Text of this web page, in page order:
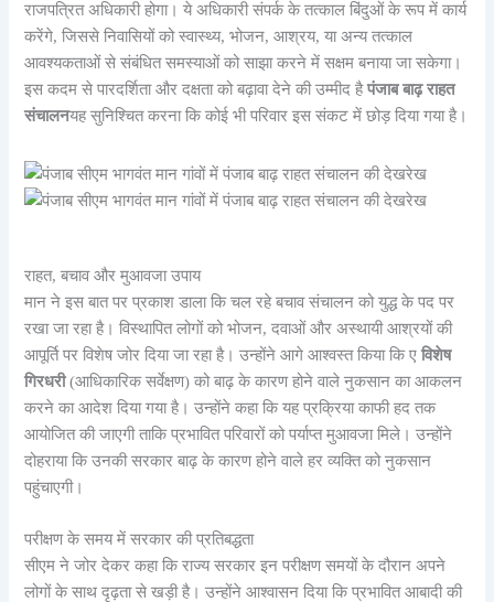
राजपत्रित अधिकारी होगा। ये अधिकारी संपर्क के तत्काल बिंदुओं के रूप में कार्य
करेंगे, जिससे निवासियों को स्वास्थ्य, भोजन, आश्रय, या अन्य तत्काल
आवश्यकताओं से संबंधित समस्याओं को साझा करने में सक्षम बनाया जा सकेगा।
इस कदम से पारदर्शिता और दक्षता को बढ़ावा देने की उम्मीद हैपंजाब बाढ़ राहत
संचालनयह सुनिश्चित करना कि कोई भी परिवार इस संकट में छोड़ दिया गया है।
राहत, बचाव और मुआवजा उपाय
मान ने इस बात पर प्रकाश डाला कि चल रहे बचाव संचालन को युद्ध के पद पर
रखा जा रहा है। विस्थापित लोगों को भोजन, दवाओं और अस्थायी आश्रयों की
आपूर्ति पर विशेष जोर दिया जा रहा है। उन्होंने आगे आश्वस्त किया कि एविशेष
गिरधरी(आधिकारिक सर्वेक्षण) को बाढ़ के कारण होने वाले नुकसान का आकलन
करने का आदेश दिया गया है। उन्होंने कहा कि यह प्रक्रिया काफी हद तक
आयोजित की जाएगी ताकि प्रभावित परिवारों को पर्याप्त मुआवजा मिले। उन्होंने
दोहराया कि उनकी सरकार बाढ़ के कारण होने वाले हर व्यक्ति को नुकसान
पहुंचाएगी।
परीक्षण के समय में सरकार की प्रतिबद्धता
सीएम ने जोर देकर कहा कि राज्य सरकार इन परीक्षण समयों के दौरान अपने
लोगों के साथ दृढ़ता से खड़ी है। उन्होंने आश्वासन दिया कि प्रभावित आबादी की